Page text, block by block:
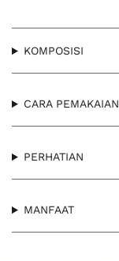
KOMPOSISI
CARA PEMAKAIAN
PERHATIAN
MANFAAT